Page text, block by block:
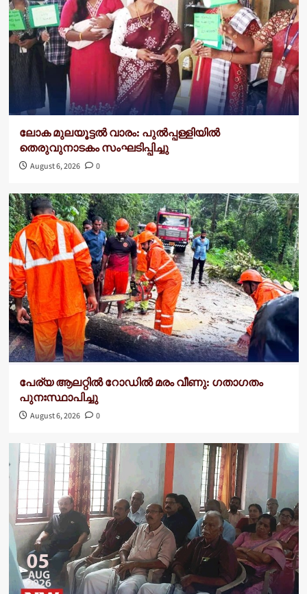
ലോക മുലയൂട്ടൽ വാരം: പുൽപ്പള്ളിയിൽ
തെരുവുനാടകം സംഘടിപ്പിച്ചു
August 6, 2026 0
പേര്യ ആലറ്റിൽ റോഡിൽ മരം വീണു: ഗതാഗതം
പുനഃസ്ഥാപിച്ചു
August 6, 2026 0